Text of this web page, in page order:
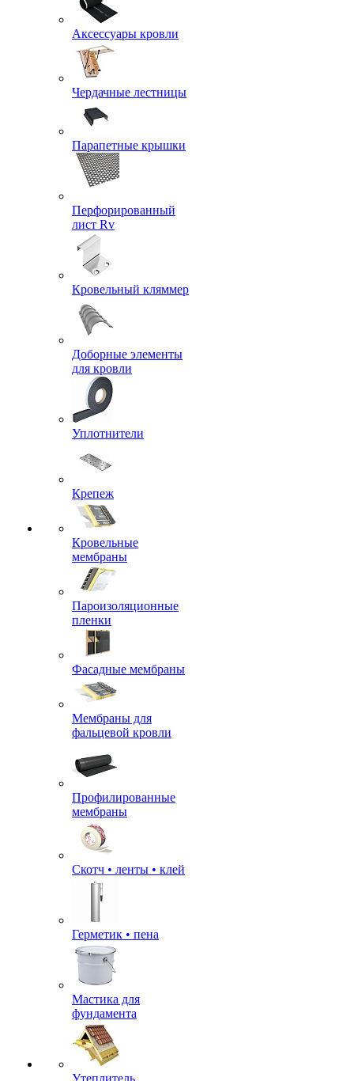
Аксессуары кровли
Чердачные лестницы
Парапетные крышки
Перфорированный
лист Rv
Кровельный кляммер
Доборные элементы
для кровли
Уплотнители
Крепеж
Кровельные
мембраны
Пароизоляционные
пленки
Фасадные мембраны
Мембраны для
фальцевой кровли
Профилированные
мембраны
Скотч • ленты • клей
Герметик • пена
Мастика для
фундамента
Утеплитель